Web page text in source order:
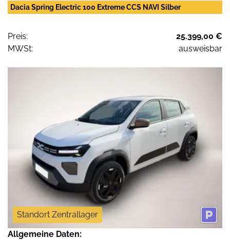
Dacia Spring Electric 100 Extreme CCS NAVI Silber
Preis:
25.399,00 €
MWSt:
ausweisbar
Standort Zentrallager
Allgemeine Daten: